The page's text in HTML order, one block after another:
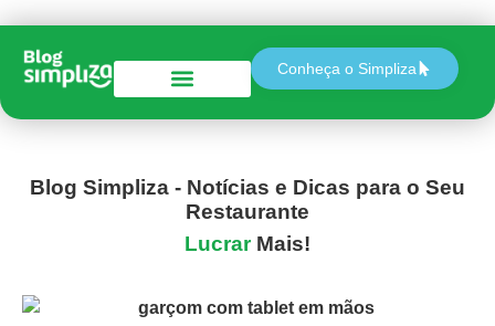
Conheça o Simpliza
Blog Simpliza - Notícias e Dicas para o Seu
Restaurante
Lucrar Mais!